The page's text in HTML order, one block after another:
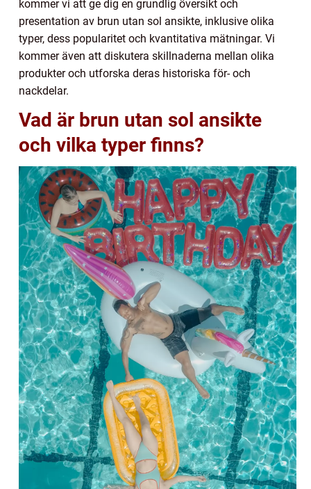
kommer vi att ge dig en grundlig översikt och
presentation av brun utan sol ansikte, inklusive olika
typer, dess popularitet och kvantitativa mätningar. Vi
kommer även att diskutera skillnaderna mellan olika
produkter och utforska deras historiska för- och
nackdelar.
Vad är brun utan sol ansikte
och vilka typer finns?